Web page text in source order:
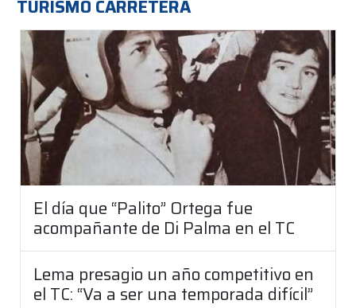
TURISMO CARRETERA
El día que “Palito” Ortega fue
acompañante de Di Palma en el TC
Lema presagio un año competitivo en
el TC: “Va a ser una temporada difícil”